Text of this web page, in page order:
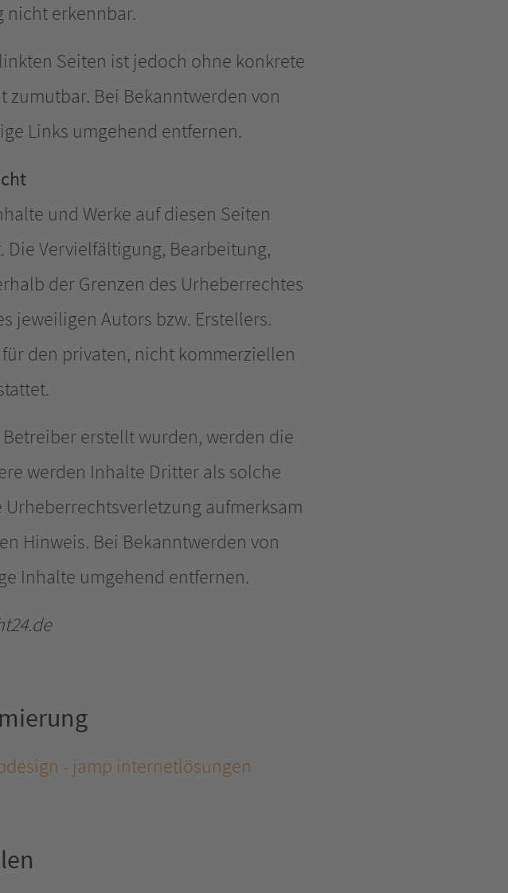
nicht erkennbar.
Seiten ist jedoch ohne konkrete
Bei Bekanntwerden von
Links umgehend entfernen.
und Werke auf diesen Seiten
Vervielfältigung, Bearbeitung,
der Grenzen des Urheberrechtes
jeweiligen Autors bzw. Erstellers.
den privaten, nicht kommerziellen
erstellt wurden, werden die
werden Inhalte Dritter als solche
aufmerksam
Hinweis. Bei Bekanntwerden von
Inhalte umgehend entfernen.
- jamp internetlösungen